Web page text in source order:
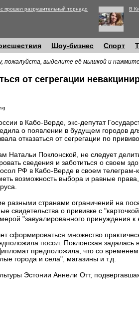
прошел разрушительный торнадо В
Шоу-бизнес Спорт
пожалуйста, выделите её мышкой и
от сегрегации
в Кабо-Верде, экс-депутат
о появлении в будущем городов
отказаться от сегрегации по
Натальи Поклонской, не следует
сведения и заботиться о своем
РФ в Кабо-Верде в своем телеграм-
возможность выбора и равные права,
разными странами ограничений на
свидетельства о прививке с
"завуалированного принуждения к
сформироваться множество
посол. Поклонская задалась
предположила, что со
города и села", магазины и т.д.
Эстонии Аннели Отт,